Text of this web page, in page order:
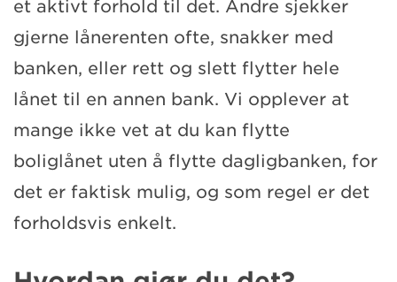
et aktivt forhold til det. Andre sjekker
gjerne lånerenten ofte, snakker med
banken, eller rett og slett flytter hele
lånet til en annen bank. Vi opplever at
mange ikke vet at du kan flytte
boliglånet uten å flytte dagligbanken, for
det er faktisk mulig, og som regel er det
forholdsvis enkelt.